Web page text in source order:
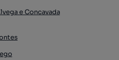
e Concavada